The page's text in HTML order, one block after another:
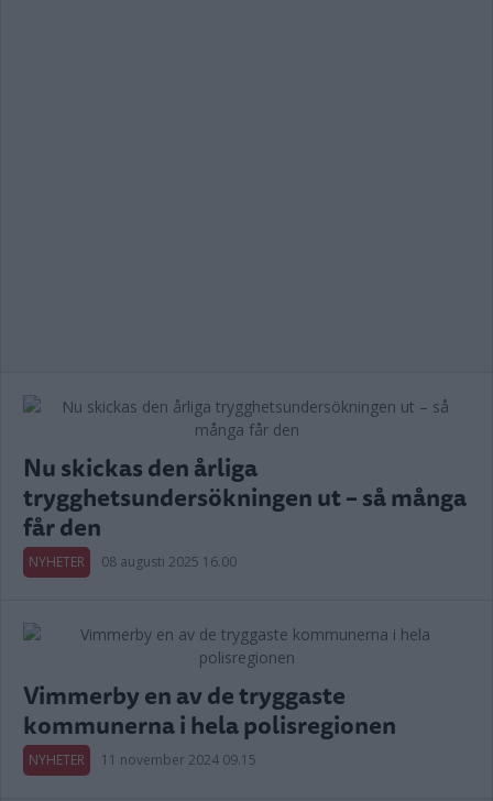
Nu skickas den årliga
trygghetsundersökningen ut – så många
får den
NYHETER 08 augusti 2025 16.00
Vimmerby en av de tryggaste
kommunerna i hela polisregionen
NYHETER 11 november 2024 09.15